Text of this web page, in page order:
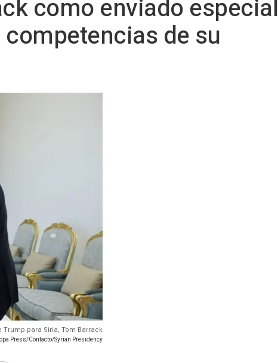
como enviado especial
de su
para Siria, Tom Barrack
Press/Contacto/Syrian Presidency